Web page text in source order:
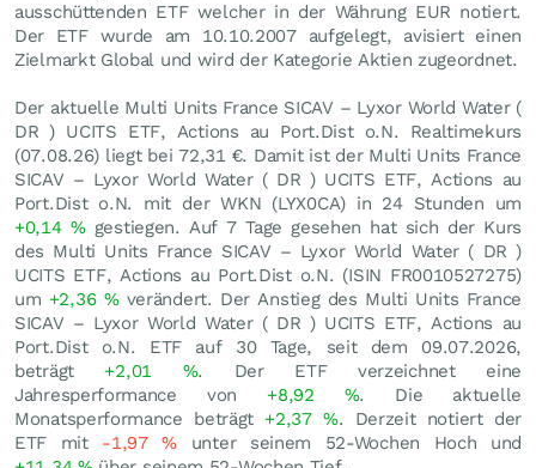
ausschüttenden ETF welcher in der Währung EUR notiert.
Der ETF wurde am 10.10.2007 aufgelegt, avisiert einen
Zielmarkt Global und wird der Kategorie Aktien zugeordnet.
Der aktuelle Multi Units France SICAV – Lyxor World Water (
DR ) UCITS ETF, Actions au Port.Dist o.N. Realtimekurs
(07.08.26) liegt bei 72,31 €. Damit ist der Multi Units France
SICAV – Lyxor World Water ( DR ) UCITS ETF, Actions au
Port.Dist o.N. mit der WKN (LYX0CA) in 24 Stunden um
+0,14 %gestiegen. Auf 7 Tage gesehen hat sich der Kurs
des Multi Units France SICAV – Lyxor World Water ( DR )
UCITS ETF, Actions au Port.Dist o.N. (ISIN FR0010527275)
um +2,36 %verändert. Der Anstieg des Multi Units France
SICAV – Lyxor World Water ( DR ) UCITS ETF, Actions au
Port.Dist o.N. ETF auf 30 Tage, seit dem 09.07.2026,
beträgt +2,01 %. Der ETF verzeichnet eine
Jahresperformance von +8,92 %. Die aktuelle
Monatsperformance beträgt +2,37 %. Derzeit notiert der
ETF mit -1,97% unter seinem 52-Wochen Hoch und